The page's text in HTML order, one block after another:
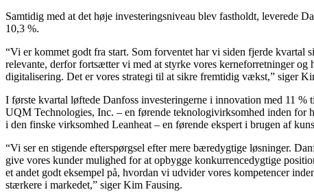
Samtidig med at det høje investerings­niveau blev fastholdt, leverede
10,3 %.
“Vi er kommet godt fra start. Som forventet har vi siden fjerde kvartal
relevante, derfor fortsætter vi med at styrke vores kerneforretninger
digitalisering. Det er vores strategi til at sikre fremtidig vækst,” siger
I første kvartal løftede Danfoss investeringerne i innovation med 11
UQM Technologies, Inc. – en førende teknologivirksomhed inden for
i den finske virksomhed Leanheat – en førende ekspert i brugen af
“Vi ser en stigende efterspørgsel efter mere bæredygtige løsninger.
give vores kunder mulighed for at opbygge konkurrencedygtige
et andet godt eksempel på, hvordan vi udvider vores kompetencer
stærkere i markedet,” siger Kim Fausing.